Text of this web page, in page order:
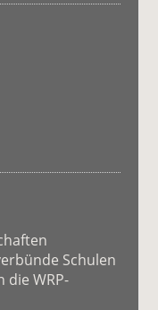
Schulen
WRP-